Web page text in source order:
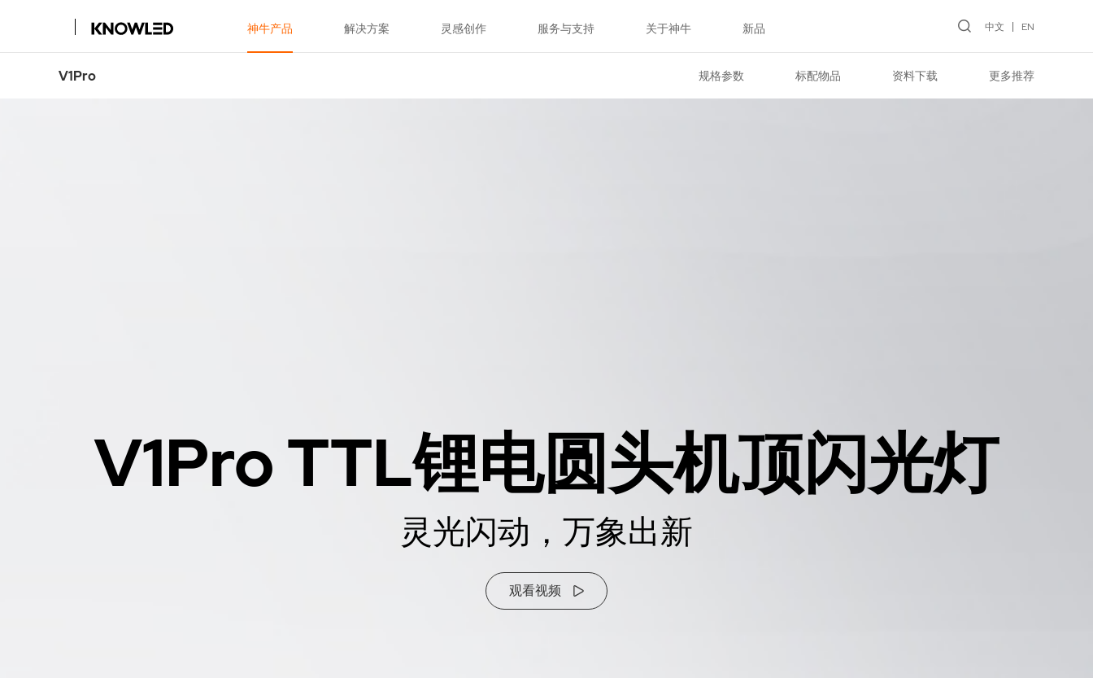
神牛产品 解决方案 灵感创作 服务与支持 关于神牛 新品 中文 EN
V1Pro 规格参数 标配物品 资料下载 更多推荐
V1Pro TTL锂电圆头机顶闪光灯
灵光闪动，万象出新
观看视频